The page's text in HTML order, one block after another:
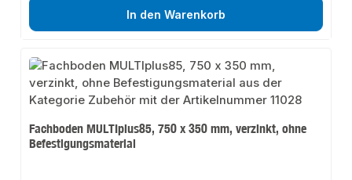
In den Warenkorb
Fachboden MULTIplus85, 750 x 350 mm, verzinkt, ohne
Befestigungsmaterial